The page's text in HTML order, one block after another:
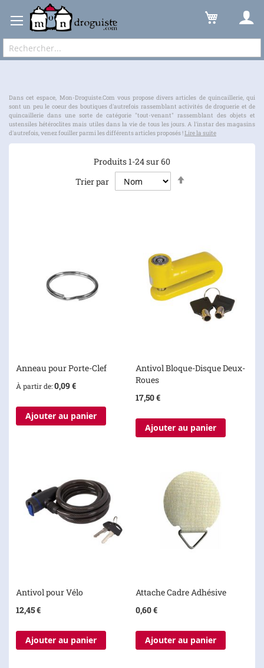
Expédition sous 48 à 72h et frais de port à partir de 6,90 € !
Quincaillerie
Dans cet espace, Mon-Droguiste.Com vous propose divers articles de quincaillerie, qui
sont un peu le coeur des boutiques d'autrefois rassemblant activités de droguerie et de
quincaillerie dans une sorte de catégorie "tout-venant" rassemblant des objets et
ustensiles hétéroclites mais utiles dans la vie de tous les jours. A l'instar des magasins
d'autrefois, venez fouiller parmi les différents articles proposés !Lire la suite
Produits1-24sur60
Trier par
Anneau pour Porte-Clef
À partir de 0,09 €
Ajouter au panier
Antivol Bloque-Disque Deux-
Roues
17,50 €
Ajouter au panier
Antivol pour Vélo
12,45 €
Ajouter au panier
Attache Cadre Adhésive
0,60 €
Ajouter au panier